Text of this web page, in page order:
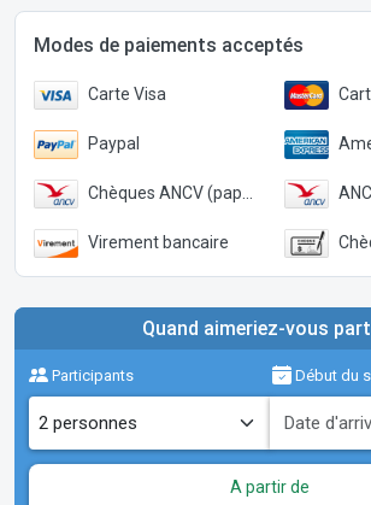
Modes de paiements acceptés
Carte Visa
Paypal
Chèques ANCV (papier)
Virement bancaire
Quand aimeriez-vous
Participants Début du
A partir de